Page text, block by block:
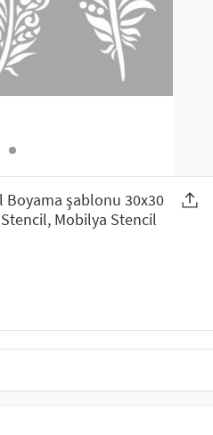
Boyama şablonu 30x30
Mobilya Stencil